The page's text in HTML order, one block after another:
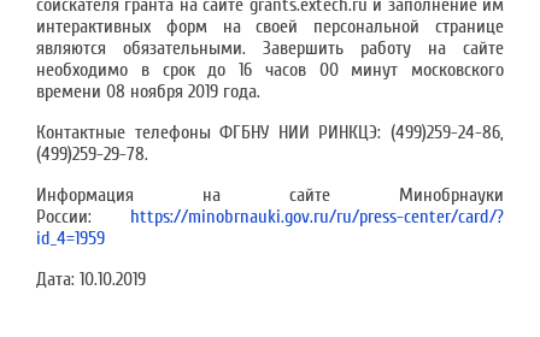
соискателя гранта на сайте grants.extech.ru и заполнение им
интерактивных форм на своей персональной странице
являются обязательными. Завершить работу на сайте
необходимо в срок до 16 часов 00 минут московского
времени 08 ноября 2019 года.
Контактные телефоны ФГБНУ НИИ РИНКЦЭ: (499)259-24-86,
(499)259-29-78.
Информация на сайте Минобрнауки
России: https://minobrnauki.gov.ru/ru/press-center/card/?
id_4=1959
Дата: 10.10.2019